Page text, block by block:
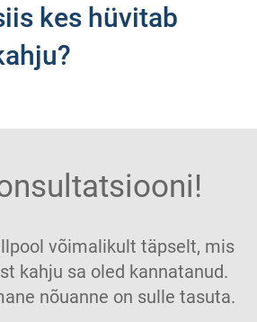
kes hüvitab
võimalikult täpselt, mis
kahju sa oled kannatanud.
nõuanne on sulle tasuta.